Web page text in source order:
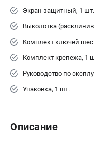
Экран защитный, 1 шт.
Выколотка
Комплект ключей
Комплект крепежа, 1
Руководство по
Упаковка, 1 шт.
Описание